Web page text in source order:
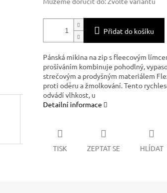
Přidat do košíku
Pánská mikina na zip s fleecovým
prošíváním kombinuje pohodlný,
strečovým a prodyšným materiálem
proti oděru a žmolkování. Tento
odvádí vlhkost, u
Detailní informace
TISK ZEPTAT SE HLÍDAT